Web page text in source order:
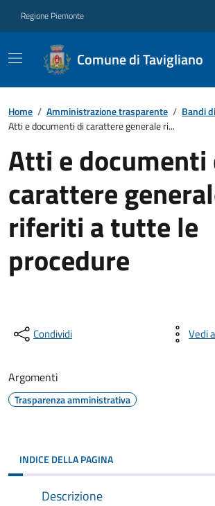
Regione Piemonte
Comune di Tavigliano
Home / Amministrazione trasparente / Bandi
Atti e documenti di carattere generale ri...
Atti e documenti
carattere
riferiti a tutte le
procedure
Condividi Vedi
Argomenti
Trasparenza amministrativa
INDICE DELLA PAGINA
Descrizione